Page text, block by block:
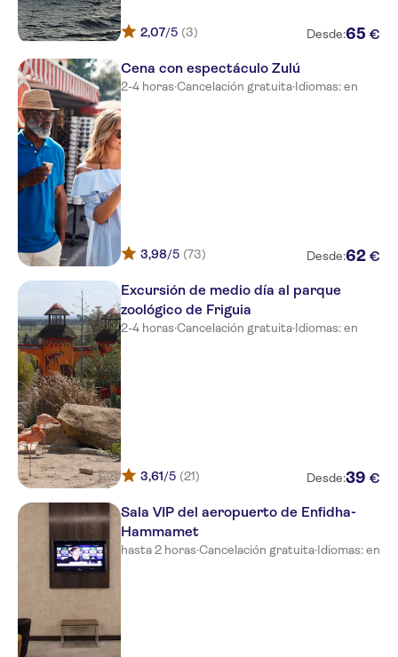
Cesar Palace Casino Hotel
El Hana Palace
Golden Beach Monastir
Residence Boujaafar Sousse
Mövenpick Resort And Marine
Spa Sousse
Iberostar Royal El Mansour
Hotel Jinene Sousse
IBEROSTAR KANTAOUI BAY
Primasol El Mehdi
Nour Palace Resort
Eden Village El Borj Mahdia
Hotel Club Thapsus
Mahdia Palace Thalasso
El Mouradi Cap Mahdia
Thalassa Mahdia
Caribbean World Mahdia
Iberostar El Fatimi
2,07/5 (3) Desde:65 €
Cena con espectáculo Zulú
2-4 horas·Cancelación gratuita·Idiomas: en
3,98/5 (73) Desde:62 €
Excursión de medio día al parque
zoológico de Friguia
2-4 horas·Cancelación gratuita·Idiomas: en
3,61/5 (21) Desde:39 €
Sala VIP del aeropuerto de Enfidha-
Hammamet
hasta 2 horas·Cancelación gratuita·Idiomas: en